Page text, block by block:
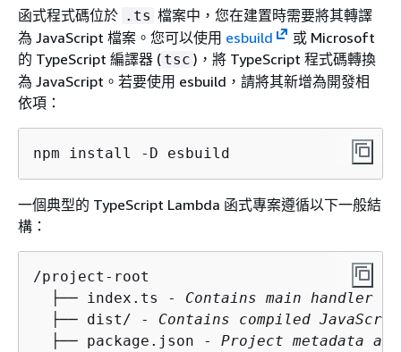
函式程式碼位於 .ts 檔案中，您在建置時需要將其轉譯
為 JavaScript 檔案。您可以使用 esbuild
或 Microsoft
的 TypeScript 編譯器 ( tsc )，將 TypeScript 程式碼轉換
為 JavaScript。若要使用 esbuild，請將其新增為開發相
依項：
npm install -D esbuild
一個典型的 TypeScript Lambda 函式專案遵循以下一般結
構：
/project-root
  ├── index.ts -
Contains main handler
  ├── dist/ -
Contains compiled
  ├── package.json -
Project metadata